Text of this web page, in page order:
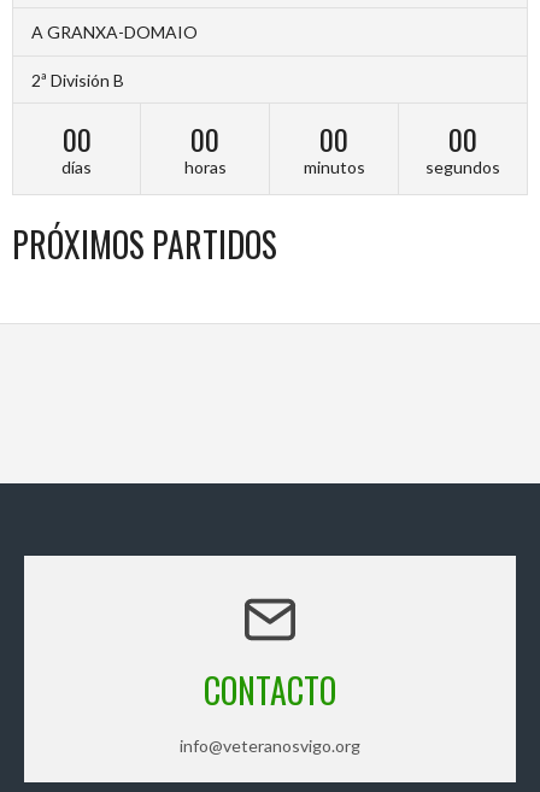
A GRANXA-DOMAIO
2ª División B
00
días
00
horas
00
minutos
00
segundos
PRÓXIMOS PARTIDOS
CONTACTO
info@veteranosvigo.org